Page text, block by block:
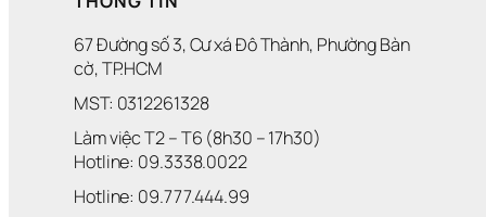
67 Đường số 3, Cư xá Đô Thành, Phường Bàn
cờ, TP.HCM
MST: 0312261328
Làm việc T2 – T6 (8h30 – 17h30)
Hotline: 09.3338.0022
Hotline: 09.777.444.99